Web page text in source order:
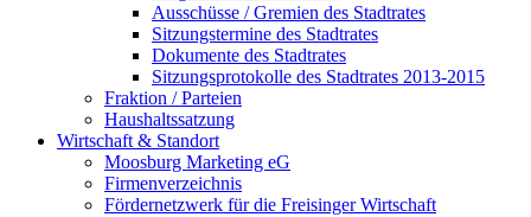
Ausschüsse / Gremien des Stadtrates
Sitzungstermine des Stadtrates
Dokumente des Stadtrates
Sitzungsprotokolle des Stadtrates 2013-2015
Fraktion / Parteien
Haushaltssatzung
Wirtschaft & Standort
Moosburg Marketing eG
Firmenverzeichnis
Fördernetzwerk für die Freisinger Wirtschaft